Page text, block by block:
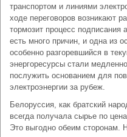
транспортом и линиями
ходе переговоров возникают
тормозит процесс
есть много причин, и одна из
особенно разгоревшийся в
энергоресурсы стали
послужить основанием для
электроэнергии за рубеж.
Белоруссия, как братский
всегда получала сырье по
Это выгодно обеим сторонам.